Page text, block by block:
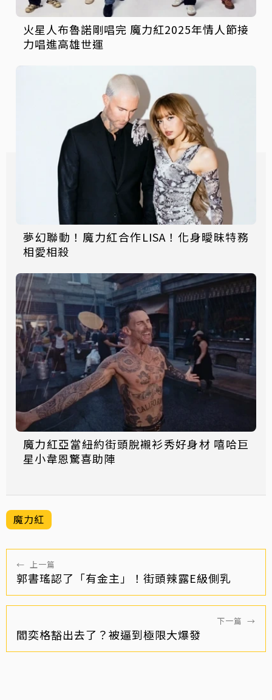
火星人布魯諾剛唱完 魔力紅2025年情人節接
力唱進高雄世運
夢幻聯動！魔力紅合作LISA！化身曖昧特務
相愛相殺
魔力紅亞當紐約街頭脫襯衫秀好身材 嘻哈巨
星小韋恩驚喜助陣
魔力紅
← 上一篇
郭書瑤認了「有金主」！街頭辣露E級側乳
下一篇 →
閻奕格豁出去了？被逼到極限大爆發